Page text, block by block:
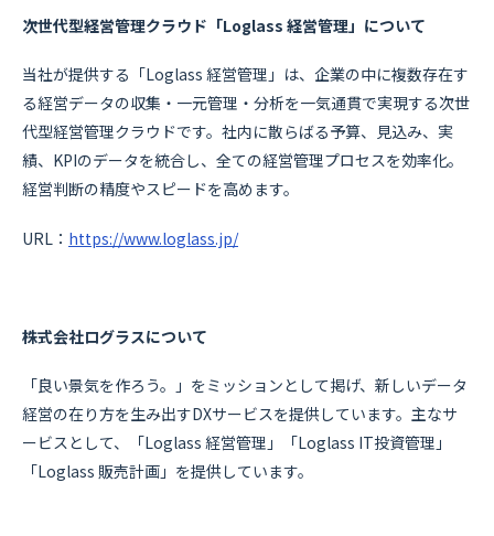
次世代型経営管理クラウド「Loglass 経営管理」について
当社が提供する「Loglass 経営管理」は、企業の中に複数存在す
る経営データの収集・一元管理・分析を一気通貫で実現する次世
代型経営管理クラウドです。社内に散らばる予算、見込み、実
績、KPIのデータを統合し、全ての経営管理プロセスを効率化。
経営判断の精度やスピードを高めます。
URL： https://www.loglass.jp/
株式会社ログラスについて
「良い景気を作ろう。」をミッションとして掲げ、新しいデータ
経営の在り方を生み出すDXサービスを提供しています。主なサ
ービスとして、「Loglass 経営管理」「Loglass IT投資管理」
「Loglass 販売計画」を提供しています。